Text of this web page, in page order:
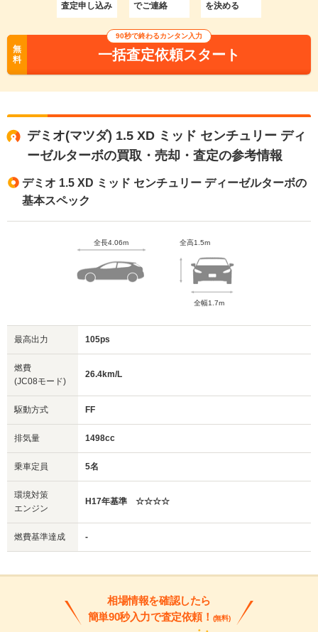
査定申し込み
でご連絡
を決める
無
料
90秒で終わるカンタン入力
一括査定依頼スタート
デミオ(マツダ) 1.5 XD ミッド センチュリー ディ
ーゼルターボの買取・売却・査定の参考情報
デミオ 1.5 XD ミッド センチュリー ディーゼルターボの
基本スペック
全長4.06m 全高1.5m
全幅1.7m
最高出力 105ps
燃費
(JC08モード)
26.4km/L
駆動方式 FF
排気量 1498cc
乗車定員 5名
環境対策
エンジン
H17年基準 ☆☆☆☆
燃費基準達成 -
相場情報を確認したら
簡単90秒入力で査定依頼！ (無料)